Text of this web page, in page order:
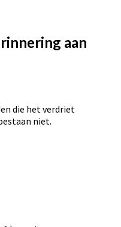
aan
die het verdriet
niet.